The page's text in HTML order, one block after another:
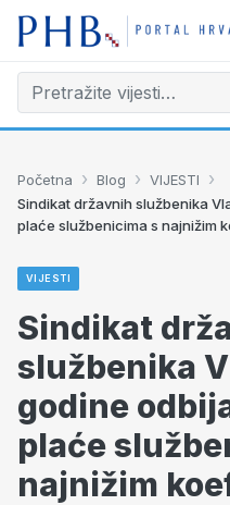
Početna › Blog › VIJESTI ›
Sindikat državnih službenika
plaće službenicima s najnižim
VIJESTI
Sindikat
službenika
godine
plaće
najnižim